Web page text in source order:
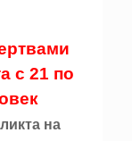
с 21 по
на